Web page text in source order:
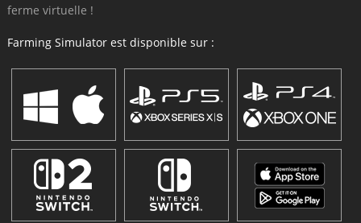
ferme virtuelle !
Farming Simulator est disponible sur :